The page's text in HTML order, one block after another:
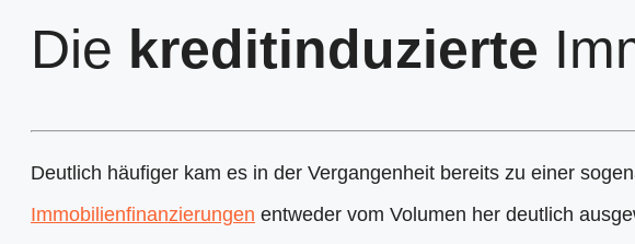
Die kreditinduzierte
Deutlich häufiger kam es in der Vergangenheit bereits zu einer
Immobilienfinanzierungen entweder vom Volumen her deutlich